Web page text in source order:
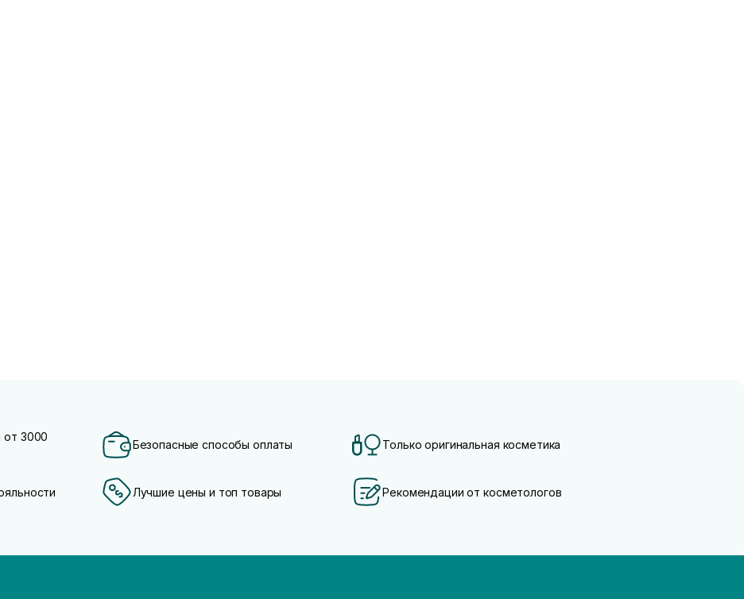
от 3000
Безопасные способы оплаты Только оригинальная косметика
Лучшие цены и топ товары Рекомендации от косметологов